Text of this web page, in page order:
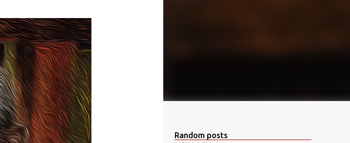
Random posts